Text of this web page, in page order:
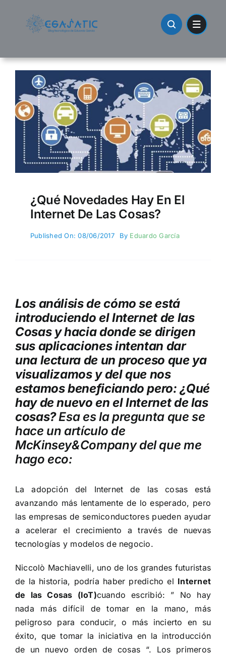
¿Qué Novedades Hay En El
Internet De Las Cosas?
Published On: 08/06/2017 By Eduardo García
Los análisis de cómo se está
introduciendo el Internet de las
Cosas y hacia donde se dirigen
sus aplicaciones intentan dar
una lectura de un proceso que ya
visualizamos y del que nos
estamos beneficiando pero: ¿Qué
hay de nuevo en el Internet de las
cosas?Esa es la pregunta que se
hace un artículo de
McKinsey&Company del que me
hago eco:
La adopción del Internet de las cosas está
avanzando más lentamente de lo esperado, pero
las empresas de semiconductores pueden ayudar
a acelerar el crecimiento a través de nuevas
tecnologías y modelos de negocio.
Niccolò Machiavelli, uno de los grandes futuristas
de la historia, podría haber predicho el Internet
de las Cosas (IoT)cuando escribió: ” No hay
nada más difícil de tomar en la mano, más
peligroso para conducir, o más incierto en su
éxito, que tomar la iniciativa en la introducción
de un nuevo orden de cosas “. Los primeros